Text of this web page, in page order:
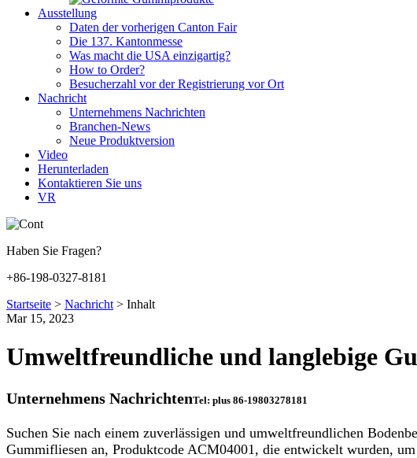
Ausstellung
Daten der vorherigen Canton Fair
Die 137. Kantonmesse
Was macht die USA einzigartig?
How to Order?
Besucherzahl vor der Registrierung vor Ort
Nachricht
Unternehmens Nachrichten
Branchen-News
Neue Produktversion
Video
Herunterladen
Kontaktieren Sie uns
VR
Haben Sie Fragen?
+86-198-0327-8181
Startseite > Nachricht > Inhalt
Mar 15, 2023
Umweltfreundliche und langlebige
Unternehmens NachrichtenTel: plus 86-19803278181
Suchen Sie nach einem zuverlässigen und umweltfreundlichen
Gummifliesen an, Produktcode ACM04001, die entwickelt wurden,